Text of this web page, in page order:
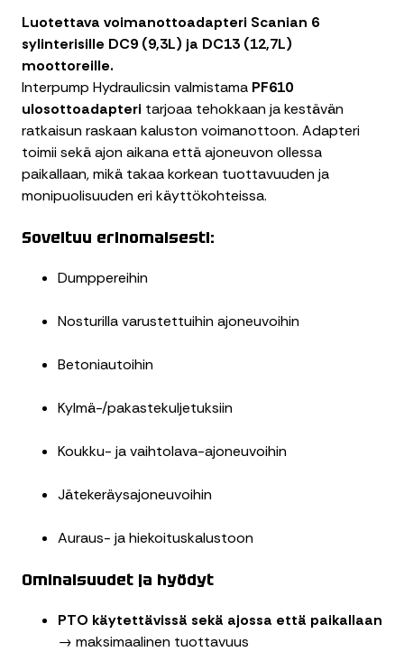
Luotettava voimanottoadapteri Scanian 6
sylinterisille DC9 (9,3L) ja DC13 (12,7L)
moottoreille.
Interpump Hydraulicsin valmistama PF610
ulosottoadapteri tarjoaa tehokkaan ja kestävän
ratkaisun raskaan kaluston voimanottoon. Adapteri
toimii sekä ajon aikana että ajoneuvon ollessa
paikallaan, mikä takaa korkean tuottavuuden ja
monipuolisuuden eri käyttökohteissa.
Soveltuu erinomaisesti:
Dumppereihin
Nosturilla varustettuihin ajoneuvoihin
Betoniautoihin
Kylmä-/pakastekuljetuksiin
Koukku- ja vaihtolava-ajoneuvoihin
Jätekeräysajoneuvoihin
Auraus- ja hiekoituskalustoon
Ominaisuudet ja hyödyt
PTO käytettävissä sekä ajossa että paikallaan
→ maksimaalinen tuottavuus